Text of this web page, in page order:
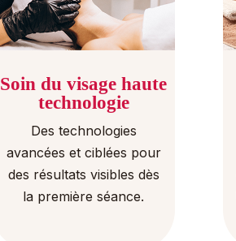
Soin du visage haute
technologie
Des technologies
avancées et ciblées pour
des résultats visibles dès
la première séance.